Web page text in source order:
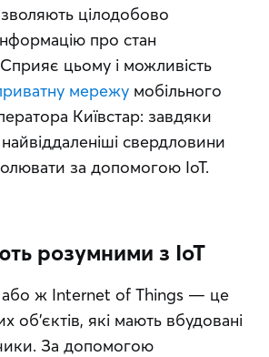
цілодобово
про стан
цьому і можливість
мережу мобільного
Київстар: завдяки
свердловини
за допомогою IoT.
розумними з IoT
або ж Internet of Things — це
об’єктів, які мають вбудовані
За допомогою